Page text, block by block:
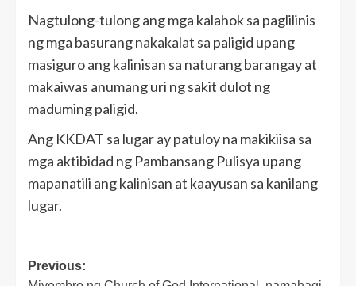
Nagtulong-tulong ang mga kalahok sa paglilinis
ng mga basurang nakakalat sa paligid upang
masiguro ang kalinisan sa naturang barangay at
makaiwas anumang uri ng sakit dulot ng
maduming paligid.
Ang KKDAT sa lugar ay patuloy na makikiisa sa
mga aktibidad ng Pambansang Pulisya upang
mapanatili ang kalinisan at kaayusan sa kanilang
lugar.
Post
Previous: